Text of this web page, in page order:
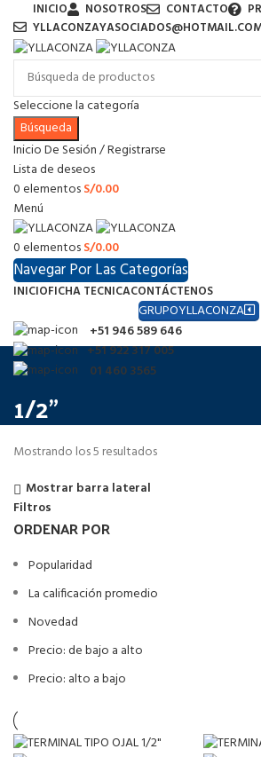
INICIO NOSOTROS CONTACTO
Seleccione la categoría
Búsqueda
Inicio De Sesión / Registrarse
Lista de deseos
0elementosS/0.00
Menú
0elementosS/0.00
Navegar Por Las Categorías
INICIOFICHA TECNICACONTÁCTENOS
GRUPOYLLACONZA
+51 946 589 646
+51 922 317 005
01 460 3565
1/2"
Mostrando los 5 resultados
Mostrar barra lateral
Filtros
ORDENAR POR
Popularidad
La calificación promedio
Novedad
Precio: de bajo a alto
Precio: alto a bajo